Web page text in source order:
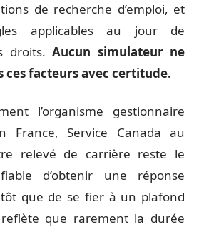
de recherche d’emploi, et
applicables au jour de
droits. Aucun simulateur ne
facteurs avec certitude.
l’organisme gestionnaire
France, Service Canada au
relevé de carrière reste le
d’obtenir une réponse
que de se fier à un plafond
que rarement la durée